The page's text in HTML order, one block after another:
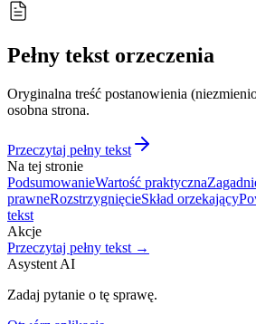
Pełny tekst orzeczenia
Oryginalna treść postanowienia
osobna strona.
Przeczytaj pełny tekst
Na tej stronie
PodsumowanieWartość praktyczna
prawneRozstrzygnięcieSkład orzekający
tekst
Akcje
Przeczytaj pełny tekst →
Asystent AI
Zadaj pytanie o tę sprawę.